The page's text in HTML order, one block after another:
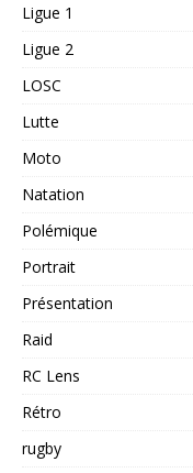
Ligue 1
Ligue 2
LOSC
Lutte
Moto
Natation
Polémique
Portrait
Présentation
Raid
RC Lens
Rétro
rugby